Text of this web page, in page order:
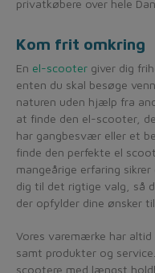
privatkøbere over hele
Kom frit omkring
En el-scooter giver dig
enten du skal besøge
naturen uden hjælp fra
at finde den el-scooter,
har gangbesvær eller et
finde den perfekte el
mangeårige erfaring
dig til det rigtige valg, så
der opfylder dine ønsker
Vores varemærke har
samt produkter og
scootere med længst